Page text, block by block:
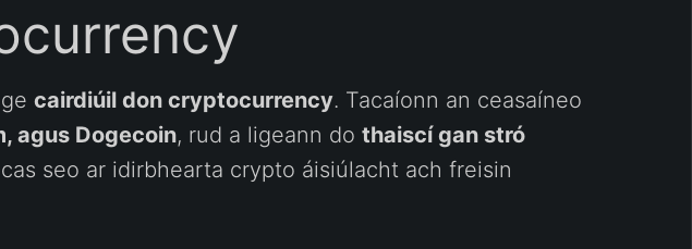
cairdiúil don cryptocurrency. Tacaíonn an ceasaíneo
agus Dogecoin, rud a ligeann do thaiscí gan stró
seo ar idirbhearta crypto áisiúlacht ach freisin